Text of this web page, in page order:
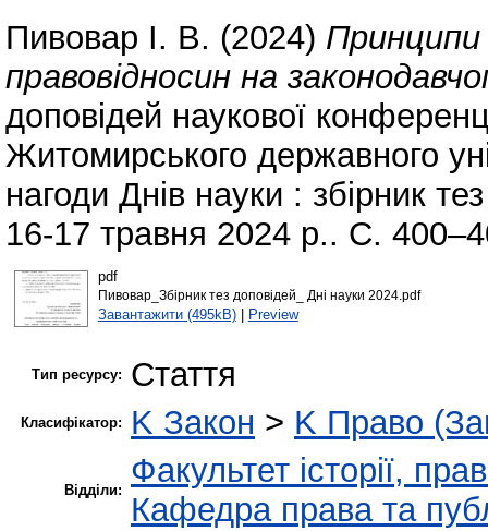
Пивовар І. В. (2024) Принципи
правовідносин на
доповідей наукової
Житомирського державного
нагоди Днів науки : збірник
16-17 травня 2024 р.. С.
pdf
Пивовар_Збірник тез доповідей_ Дні науки 2024.pdf
Завантажити (495kB)| Preview
Тип ресурсу: Стаття
Класифікатор: K Закон > K Право
Відділи:
Факультет історії,
Кафедра права та